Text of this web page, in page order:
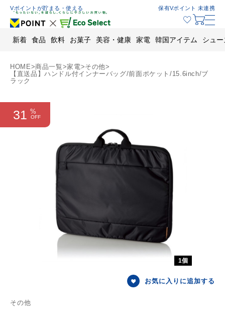
content
Vポイントが貯まる・使える 保有Vポイント 未連携
新着 食品 飲料 お菓子 美容・健康 家電 韓国アイテム シュー
HOME>商品一覧>家電>その他>
【直送品】ハンドル付インナーバッグ/前面ポケット/15.6inch/ブ
ラック
31
1個
お気に入りに追加する
その他